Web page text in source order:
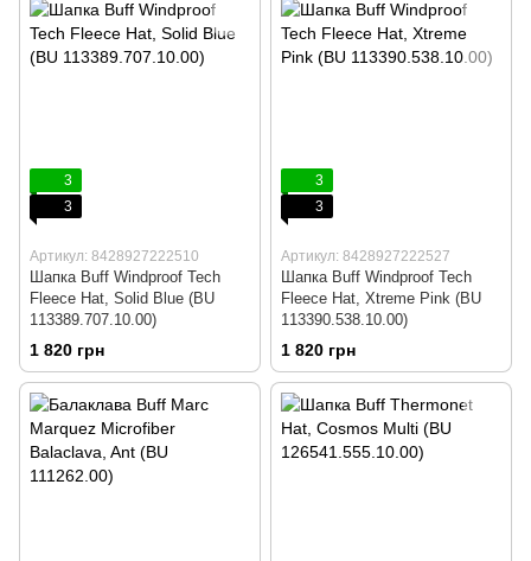
3
3
Артикул: 8428927222510
Шапка Buff Windproof Tech
Fleece Hat, Solid Blue (BU
113389.707.10.00)
1 820 грн
3
3
Артикул: 8428927222527
Шапка Buff Windproof Tech
Fleece Hat, Xtreme Pink (BU
113390.538.10.00)
1 820 грн